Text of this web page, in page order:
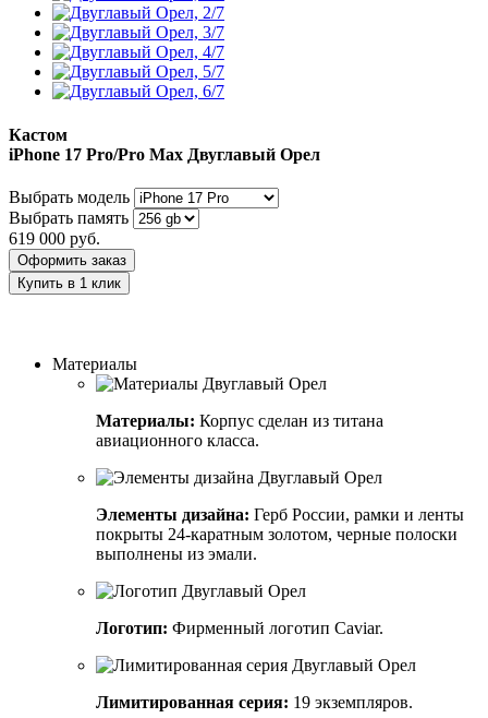
Кастом
iPhone 17 Pro/Pro Max Двуглавый Орел
Выбрать модель
Выбрать память
619 000 руб.
Оформить заказ
Купить в 1 клик
Материалы
Материалы: Корпус сделан из титана
авиационного класса.
Элементы дизайна: Герб России, рамки и ленты
покрыты 24-каратным золотом, черные полоски
выполнены из эмали.
Логотип: Фирменный логотип Caviar.
Лимитированная серия: 19 экземпляров.